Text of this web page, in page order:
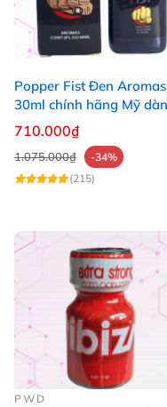
Popper Fist Đen Aromas
30ml chính hãng Mỹ dành
cho Top Bot
710.000₫
1.075.000₫
-34%
(215)
PWD